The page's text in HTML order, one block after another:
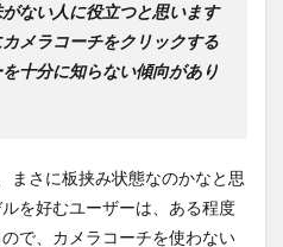
ない人に役立つと思います
メラコーチをクリックする
十分に知らない傾向があり
まさに板挟み状態なのかなと思
を好むユーザーは、ある程度
で、カメラコーチを使わない